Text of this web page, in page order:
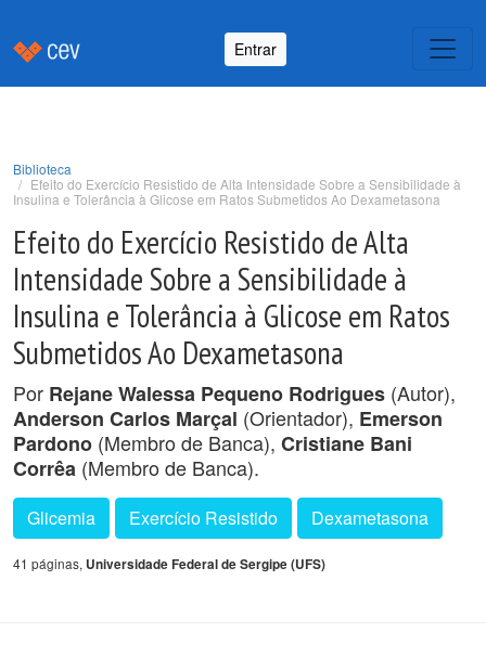
Entrar
Biblioteca
Efeito do Exercício Resistido de Alta Intensidade Sobre a Sensibilidade à
Insulina e Tolerância à Glicose em Ratos Submetidos Ao Dexametasona
Efeito do Exercício Resistido de Alta
Intensidade Sobre a Sensibilidade à
Insulina e Tolerância à Glicose em Ratos
Submetidos Ao Dexametasona
Por Rejane Walessa Pequeno Rodrigues (Autor),
Anderson Carlos Marçal (Orientador), Emerson
Pardono (Membro de Banca), Cristiane Bani
Corrêa (Membro de Banca).
Glicemia Exercício Resistido Dexametasona
41 páginas, Universidade Federal de Sergipe (UFS)